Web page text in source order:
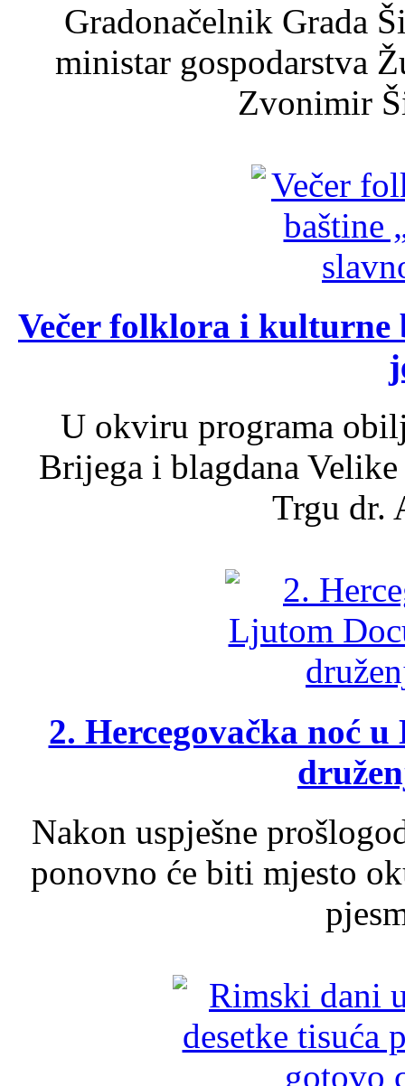
Gradonačelnik Grada
ministar gospodarstva
Zvonimir
Večer folklora i kulturne
U okviru programa
Brijega i blagdana
Trgu dr.
2. Hercegovačka noć
Nakon uspješne
ponovno će biti mjesto